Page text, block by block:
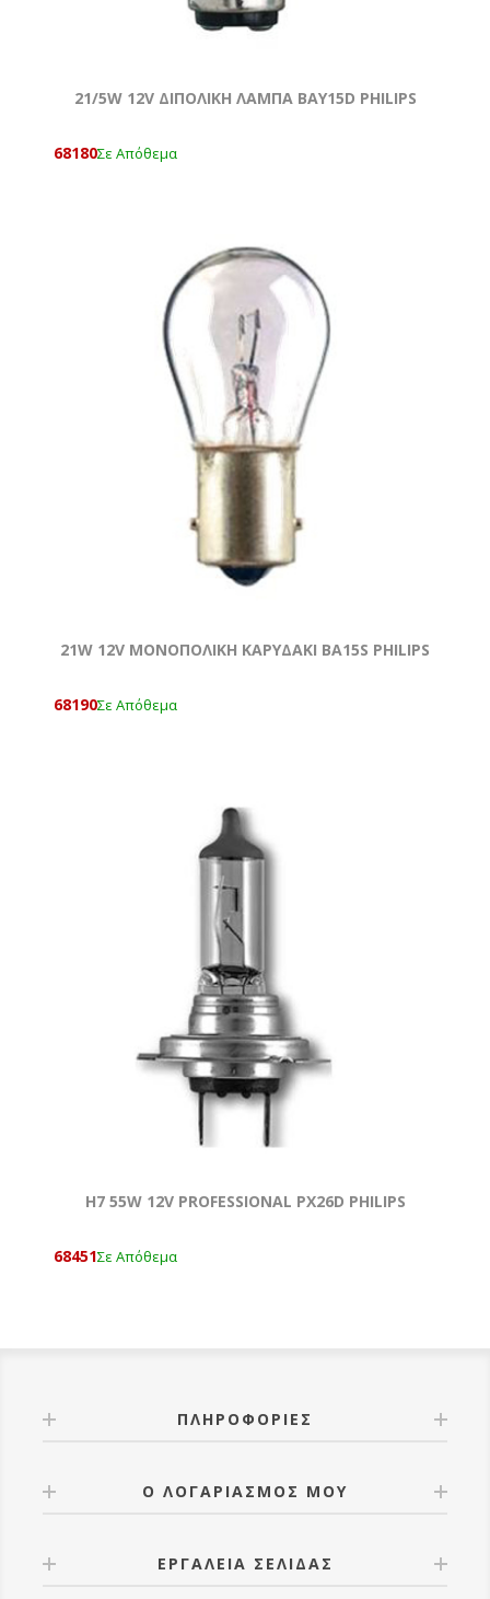
21/5W 12V ΔΙΠΟΛΙΚΗ ΛΑΜΠΑ BAY15D PHILIPS
68180Σε Απόθεμα
21W 12V MONOΠΟΛΙΚΗ ΚΑΡΥΔΑΚΙ ΒΑ15S PHILIPS
68190Σε Απόθεμα
H7 55W 12V PROFESSIONAL ΡX26D PHILIPS
68451Σε Απόθεμα
ΠΛΗΡΟΦΟΡΊΕΣ
Ο ΛΟΓΑΡΙΑΣΜΌΣ ΜΟΥ
ΕΡΓΑΛΕΊΑ ΣΕΛΊΔΑΣ